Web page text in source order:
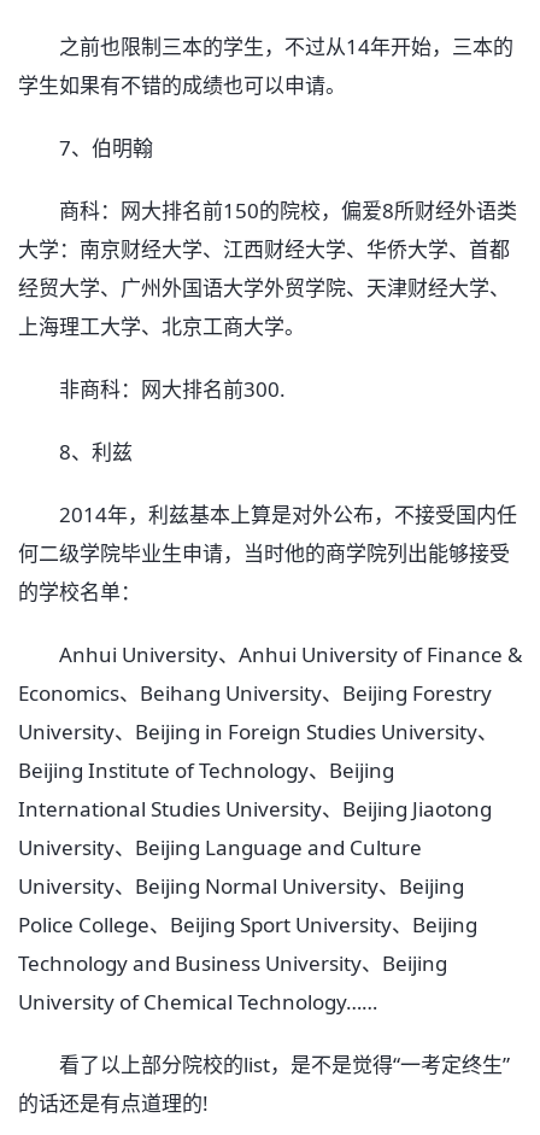
之前也限制三本的学生，不过从14年开始，三本的
学生如果有不错的成绩也可以申请。
7、伯明翰
商科：网大排名前150的院校，偏爱8所财经外语类
大学：南京财经大学、江西财经大学、华侨大学、首都
经贸大学、广州外国语大学外贸学院、天津财经大学、
上海理工大学、北京工商大学。
非商科：网大排名前300.
8、利兹
2014年，利兹基本上算是对外公布，不接受国内任
何二级学院毕业生申请，当时他的商学院列出能够接受
的学校名单：
Anhui University、Anhui University of Finance &
Economics、Beihang University、Beijing Forestry
University、Beijing in Foreign Studies University、
Beijing Institute of Technology、Beijing
International Studies University、Beijing Jiaotong
University、Beijing Language and Culture
University、Beijing Normal University、Beijing
Police College、Beijing Sport University、Beijing
Technology and Business University、Beijing
University of Chemical Technology……
看了以上部分院校的list，是不是觉得“一考定终生”
的话还是有点道理的!